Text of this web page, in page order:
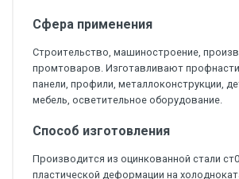
Сфера применения
Строительство, машиностроение,
промтоваров. Изготавливают
панели, профили, металлоконструкции,
мебель, осветительное оборудование.
Способ изготовления
Производится из оцинкованной стали
пластической деформации на